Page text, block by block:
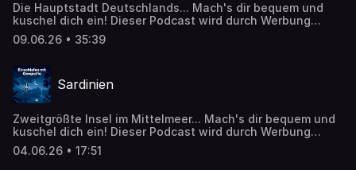
Die Hauptstadt Deutschlands... Mach's dir bequem und
kuschel dich ein! Dieser Podcast wird durch Werbung
finanziert. Weitere Podcasts, Infos und Angebote unserer
Werbepartner: https://linktr.ee/EinschlafenMitPodcast Die
https://de.wikipedia.org/wiki/Berlin Inhalte wurden
mithilfe künstlicher Intelligenz erstellt oder bearbeitet. CC
BY-SA 4.0 (https://creativecommons.org/licenses/by-
09.06.26 • 35:39
Sardinien
Zweitgrößte Insel im Mittelmeer... Mach's dir bequem und
kuschel dich ein! Dieser Podcast wird durch Werbung
finanziert. Weitere Podcasts, Infos und Angebote unserer
Werbepartner: https://linktr.ee/EinschlafenMitPodcast Die
04.06.26 • 17:51